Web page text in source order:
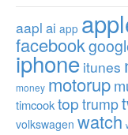
aapl ai app
facebook
iphone itunes
money motorup
timcooktop trump
volkswagen watch